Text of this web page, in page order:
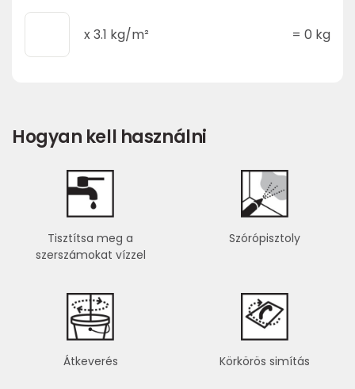
x3.1 kg/m² = 0 kg
Hogyan kell használni
Tisztítsa meg a
szerszámokat vízzel
Szórópisztoly
Átkeverés Körkörös simítás